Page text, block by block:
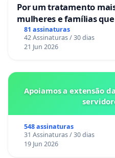
Por um tratamento
mulheres e famílias
gestacional nos
81 assinaturas
42 Assinaturas / 30 dias
21 Jun 2026
Apoiamos a extensão da
548 assinaturas
31 Assinaturas / 30 dias
19 Jun 2026